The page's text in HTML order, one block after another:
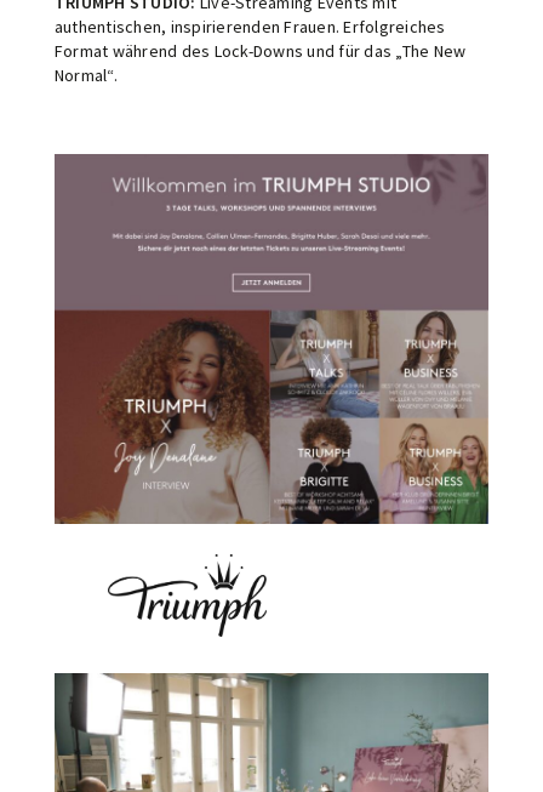
authentischen, inspirierenden Frauen. Erfolgreiches
Format während des Lock-Downs und für das „The New
Normal“.